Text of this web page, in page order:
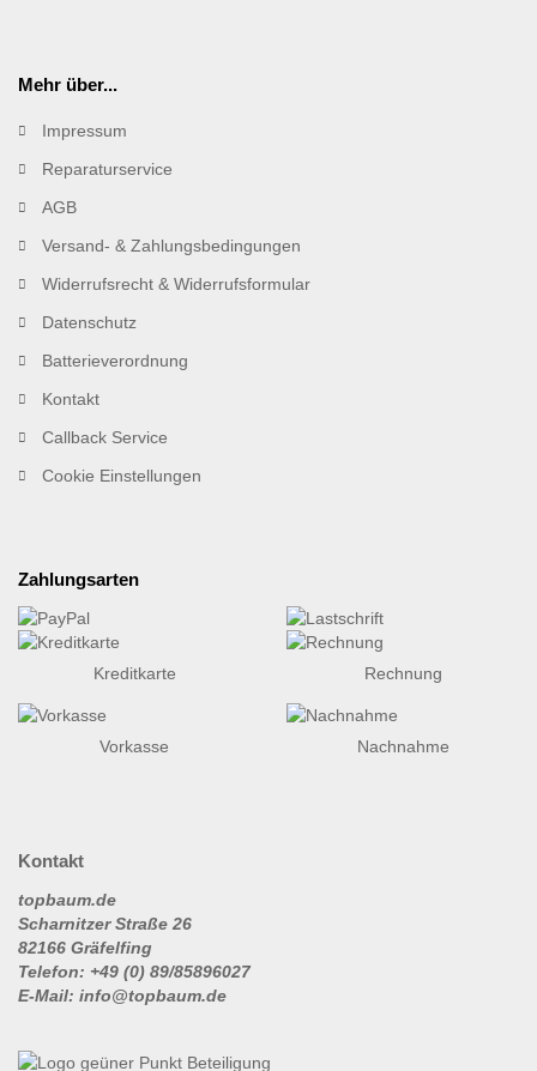
Mehr über...
Impressum
Reparaturservice
AGB
Versand- & Zahlungsbedingungen
Widerrufsrecht & Widerrufsformular
Datenschutz
Batterieverordnung
Kontakt
Callback Service
Cookie Einstellungen
Zahlungsarten
Kreditkarte Rechnung
Vorkasse Nachnahme
Kontakt
topbaum.de
Scharnitzer Straße 26
82166 Gräfelfing
Telefon: +49 (0) 89/85896027
E-Mail: info@topbaum.de